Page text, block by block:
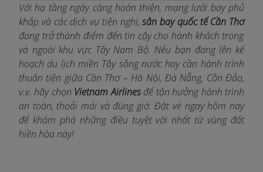
Với hạ tầng ngày càng hoàn thiện, mạng lưới bay phủ
khắp và các dịch vụ tiện nghi,sân bay quốc tế Cần Thơ
đang trở thành điểm đến tin cậy cho hành khách trong
và ngoài khu vực Tây Nam Bộ. Nếu bạn đang lên kế
hoạch du lịch miền Tây sông nước hay cần hành trình
thuận tiện giữa Cần Thơ – Hà Nội, Đà Nẵng, Côn Đảo,
v.v. hãy chọn Vietnam Airlinesđể tận hưởng hành trình
an toàn, thoải mái và đúng giờ. Đặt vé ngay hôm nay
để khám phá những điều tuyệt vời nhất từ vùng đất
hiền hòa này!